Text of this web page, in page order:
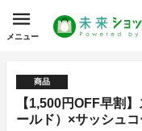
メニュー
商品
【1,500円OFF早割
ールド）×サッシュ